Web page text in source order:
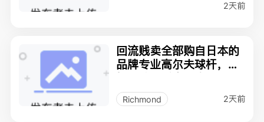
2天前
回流贱卖全部购自日本的
品牌专业高尔夫球杆，
Richmond 2天前